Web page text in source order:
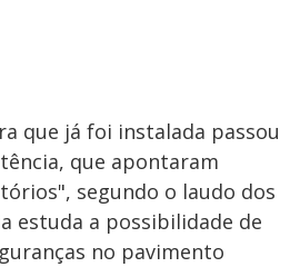
que já foi instalada passou
que apontaram
segundo o laudo dos
estuda a possibilidade de
no pavimento